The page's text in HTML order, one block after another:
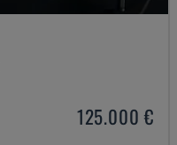
125.000 €